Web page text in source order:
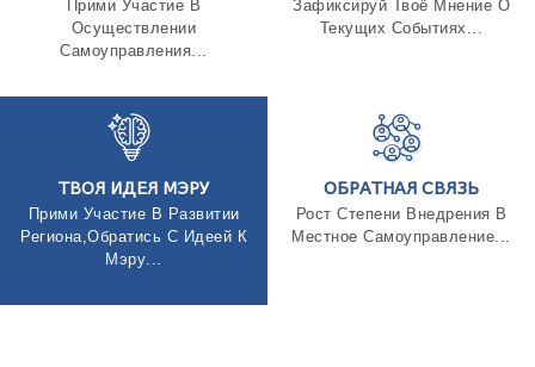
ТЕНДЕРЫ
ОТЧЁТ ДЛЯ ПРЕДОСТАВЛЕНИЯ ПРЕЗИДЕНТУ И
ПАРЛАМЕНТУ
УПОЛНОМОЧЕННЫЙ ПО ЗАЩИТЕ
ПЕРСОНАЛЬНЫХ ДАННЫХ
ПРАВОВЕДЧЕСКИЕ РЕШЕНИЯ
ПРАВИЛА ОБЖАЛОВАНИЯ
Прими Участие В
Осуществлении
Самоуправления...
Зафиксируй Твоё Мнение О
Текущих Событиях...
ТВОЯ ИДЕЯ МЭРУ
Прими Участие В Развитии
Региона,Обратись С Идеей К
Мэру...
ОБРАТНАЯ СВЯЗЬ
Рост Степени Внедрения В
Местное Самоуправление...